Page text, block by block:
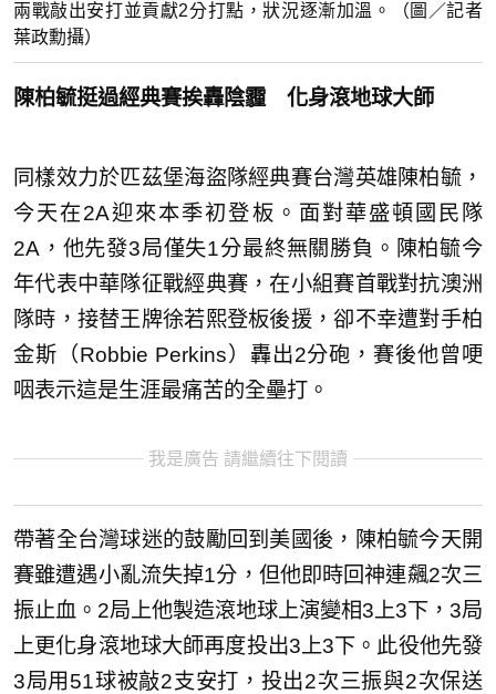
兩戰敲出安打並貢獻2分打點，狀況逐漸加溫。（圖／記者
葉政勳攝）
陳柏毓挺過經典賽挨轟陰霾 化身滾地球大師
同樣效力於匹茲堡海盜隊經典賽台灣英雄陳柏毓，
今天在2A迎來本季初登板。面對華盛頓國民隊
2A，他先發3局僅失1分最終無關勝負。陳柏毓今
年代表中華隊征戰經典賽，在小組賽首戰對抗澳洲
隊時，接替王牌徐若熙登板後援，卻不幸遭對手柏
金斯（Robbie Perkins）轟出2分砲，賽後他曾哽
咽表示這是生涯最痛苦的全壘打。
我是廣告 請繼續往下閱讀
帶著全台灣球迷的鼓勵回到美國後，陳柏毓今天開
賽雖遭遇小亂流失掉1分，但他即時回神連飆2次三
振止血。2局上他製造滾地球上演變相3上3下，3局
上更化身滾地球大師再度投出3上3下。此役他先發
3局用51球被敲2支安打，投出2次三振與2次保送